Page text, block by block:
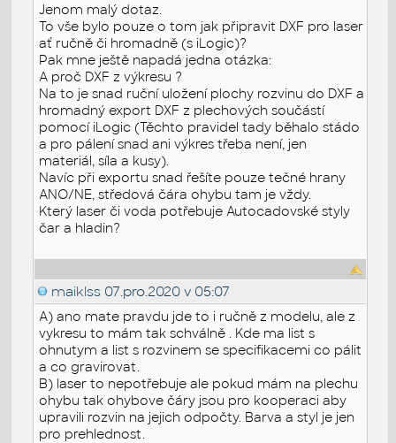
Jenom malý dotaz.
To vše bylo pouze o tom jak připravit DXF pro laser
ať ručně či hromadně (s iLogic)?
Pak mne ještě napadá jedna otázka:
A proč DXF z výkresu ?
Na to je snad ruční uložení plochy rozvinu do DXF a
hromadný export DXF z plechových součástí
pomocí iLogic (Těchto pravidel tady běhalo stádo
a pro pálení snad ani výkres třeba není, jen
materiál, síla a kusy).
Navíc při exportu snad řešíte pouze tečné hrany
ANO/NE, středová čára ohybu tam je vždy.
Který laser či voda potřebuje Autocadovské styly
čar a hladin?
maiklss 07.pro.2020 v 05:07
A) ano mate pravdu jde to i ručně z modelu, ale z
vykresu to mám tak schválně . Kde ma list s
ohnutym a list s rozvinem se specifikacemi co pálit
a co gravirovat.
B) laser to nepotřebuje ale pokud mám na plechu
ohybu tak ohybove čáry jsou pro kooperaci aby
upravili rozvin na jejich odpočty. Barva a styl je jen
pro prehlednost.